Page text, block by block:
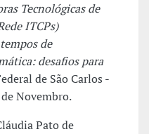
Tecnológicas de
ITCPs)
de
desafios para
de São Carlos -
Novembro.
Pato de